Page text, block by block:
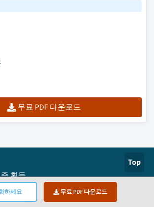
하세요 무료 PDF 다운로드
무료 PDF 다운로드
Top
증 획득